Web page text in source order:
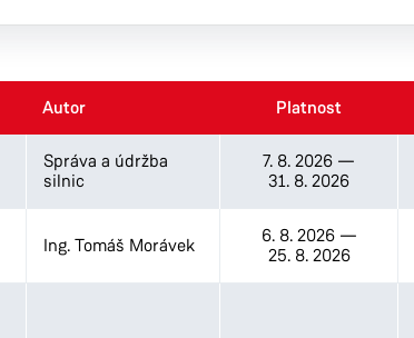
Autor Platnost
Správa a údržba
silnic
7. 8. 2026 —
31. 8. 2026
Ing. Tomáš Morávek 6. 8. 2026—
25. 8. 2026
Autor Platnost